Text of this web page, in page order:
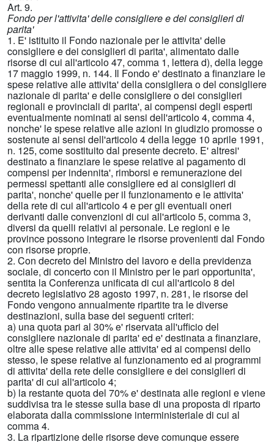
Art. 9.
Fondo per l'attivita' delle consigliere e dei consiglieri di
parita'
1. E' istituito il Fondo nazionale per le attivita' delle
consigliere e dei consiglieri di parita', alimentato dalle
risorse di cui all'articolo 47, comma 1, lettera d), della legge
17 maggio 1999, n. 144. Il Fondo e' destinato a finanziare le
spese relative alle attivita' della consigliera o del consigliere
nazionale di parita' e delle consigliere o dei consiglieri
regionali e provinciali di parita', ai compensi degli esperti
eventualmente nominati ai sensi dell'articolo 4, comma 4,
nonche' le spese relative alle azioni in giudizio promosse o
sostenute ai sensi dell'articolo 4 della legge 10 aprile 1991,
n. 125, come sostituito dal presente decreto. E' altresi'
destinato a finanziare le spese relative al pagamento di
compensi per indennita', rimborsi e remunerazione dei
permessi spettanti alle consigliere ed ai consiglieri di
parita', nonche' quelle per il funzionamento e le attivita'
della rete di cui all'articolo 4 e per gli eventuali oneri
derivanti dalle convenzioni di cui all'articolo 5, comma 3,
diversi da quelli relativi al personale. Le regioni e le
province possono integrare le risorse provenienti dal Fondo
con risorse proprie.
2. Con decreto del Ministro del lavoro e della previdenza
sociale, di concerto con il Ministro per le pari opportunita',
sentita la Conferenza unificata di cui all'articolo 8 del
decreto legislativo 28 agosto 1997, n. 281, le risorse del
Fondo vengono annualmente ripartite tra le diverse
destinazioni, sulla base dei seguenti criteri:
a) una quota pari al 30% e' riservata all'ufficio del
consigliere nazionale di parita' ed e' destinata a finanziare,
oltre alle spese relative alle attivita' ed ai compensi dello
stesso, le spese relative al funzionamento ed ai programmi
di attivita' della rete delle consigliere e dei consiglieri di
parita' di cui all'articolo 4;
b) la restante quota del 70% e' destinata alle regioni e viene
suddivisa tra le stesse sulla base di una proposta di riparto
elaborata dalla commissione interministeriale di cui al
comma 4.
3. La ripartizione delle risorse deve comunque essere